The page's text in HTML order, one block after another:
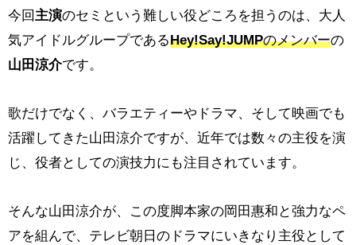
今回主演のセミという難しい役どころを担うのは、大人
気アイドルグループであるHey!Say!JUMPのメンバーの
山田涼介です。
歌だけでなく、バラエティーやドラマ、そして映画でも
活躍してきた山田涼介ですが、近年では数々の主役を演
じ、役者としての演技力にも注目されています。
そんな山田涼介が、この度脚本家の岡田惠和と強力なペ
アを組んで、テレビ朝日のドラマにいきなり主役として